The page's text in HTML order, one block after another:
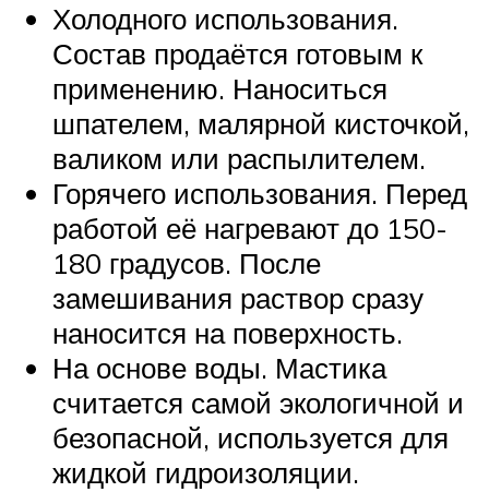
Холодного использования.
Состав продаётся готовым к
применению. Наноситься
шпателем, малярной кисточкой,
валиком или распылителем.
Горячего использования. Перед
работой её нагревают до 150-
180 градусов. После
замешивания раствор сразу
наносится на поверхность.
На основе воды. Мастика
считается самой экологичной и
безопасной, используется для
жидкой гидроизоляции.